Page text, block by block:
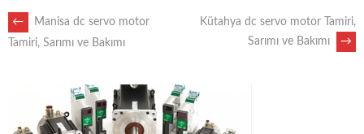
POST
NAVIGATION
←
Manisa dc servo motor
Tamiri, Sarımı ve Bakımı
Kütahya dc servo motor Tamiri,
Sarımı ve Bakımı
→